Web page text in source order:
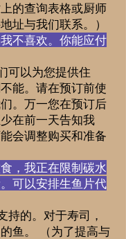
的查询表格或厨师
址与我们联系。）
不喜欢。你能应付
可以为您提供住
能。请在预订前使
。万一您在预订后
在前一天告知我
会调整购买和准备
，我正在限制碳水
可以安排生鱼片代
持的。对于寿司，
鱼。 （为了提高与